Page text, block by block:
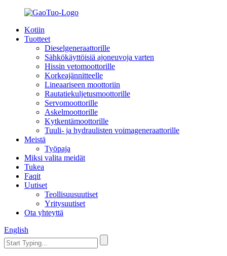
Kotiin
Tuotteet
Dieselgeneraattorille
Sähkökäyttöisiä ajoneuvoja varten
Hissin vetomoottorille
Korkeajännitteelle
Lineaariseen moottoriin
Rautatiekuljetusmoottorille
Servomoottorille
Askelmoottorille
Kytkentämoottorille
Tuuli- ja hydraulisten voimageneraattorille
Meistä
Työpaja
Miksi valita meidät
Tukea
Faqit
Uutiset
Teollisuusuutiset
Yritysuutiset
Ota yhteyttä
English